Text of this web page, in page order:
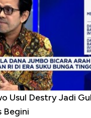
Usul Destry Jadi
Begini